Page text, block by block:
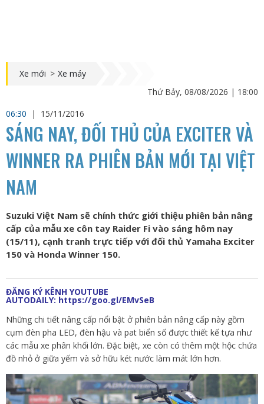
Xe mới > Xe máy
Thứ Bảy, 08/08/2026 | 18:00
06:30
| 15/11/2016
SÁNG NAY, ĐỐI THỦ CỦA EXCITER VÀ
WINNER RA PHIÊN BẢN MỚI TẠI VIỆT
NAM
Suzuki Việt Nam sẽ chính thức giới thiệu phiên bản nâng
cấp của mẫu xe côn tay Raider Fi vào sáng hôm nay
(15/11), cạnh tranh trực tiếp với đối thủ Yamaha Exciter
150 và Honda Winner 150.
ĐĂNG KÝ KÊNH YOUTUBE
AUTODAILY: https://goo.gl/EMvSeB
Những chi tiết nâng cấp nổi bật ở phiên bản nâng cấp này gồm
cụm đèn pha LED, đèn hậu và pat biển số được thiết kế tựa như
các mẫu xe phân khối lớn. Đặc biệt, xe còn có thêm một hộc chứa
đồ nhỏ ở giữa yếm và sở hữu két nước làm mát lớn hơn.